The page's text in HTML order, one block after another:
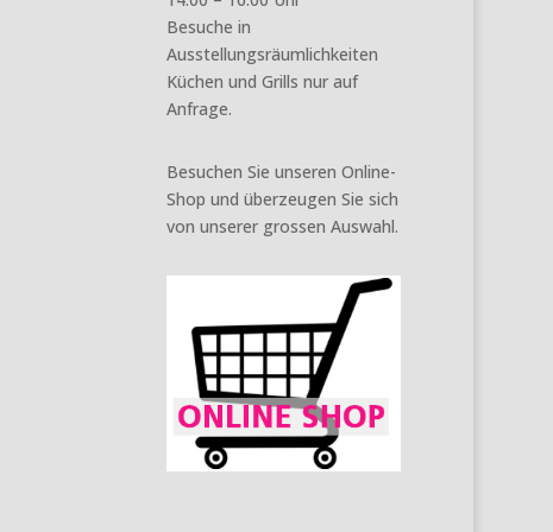
Besuche in
Ausstellungsräumlichkeiten
Küchen und Grills nur auf
Anfrage.
Besuchen Sie unseren Online-
Shop und überzeugen Sie sich
von unserer grossen Auswahl.